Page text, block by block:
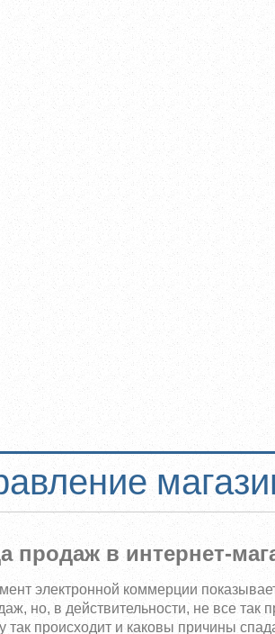
в интернет-
электронной коммерции
но, в действительности, не все так
происходит и каковы причины